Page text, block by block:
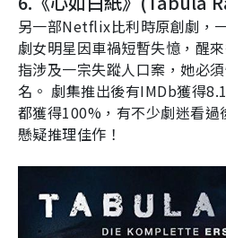
另一部Netflix比利時原創劇，
劇女明星因車禍短暫失憶，醒
指涉及一宗失蹤人口案，她必
名。 劇集推出後有IMDb獲得8.1
都獲得100% ，有不少劇迷看
懸疑推理佳作！